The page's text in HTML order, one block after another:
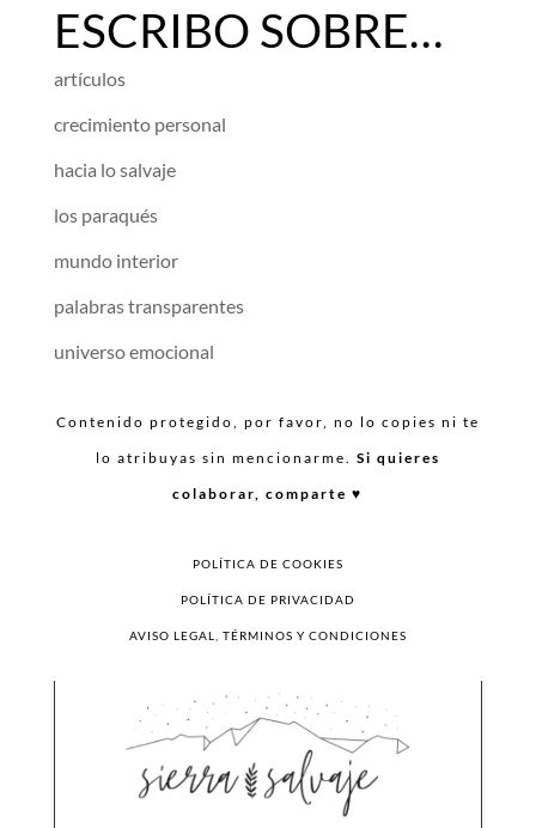
ESCRIBO SOBRE…
artículos
crecimiento personal
hacia lo salvaje
los paraqués
mundo interior
palabras transparentes
universo emocional
Contenido protegido, por favor, no lo copies ni te
lo atribuyas sin mencionarme. Si quieres
colaborar, comparte ♥︎
POLÍTICA DE COOKIES
POLÍTICA DE PRIVACIDAD
AVISO LEGAL, TÉRMINOS Y CONDICIONES